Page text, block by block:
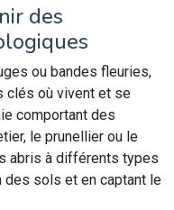
des
ou bandes fleuries,
clés où vivent et se
comportant des
le prunellier ou le
abris à différents types
des sols et en captant le